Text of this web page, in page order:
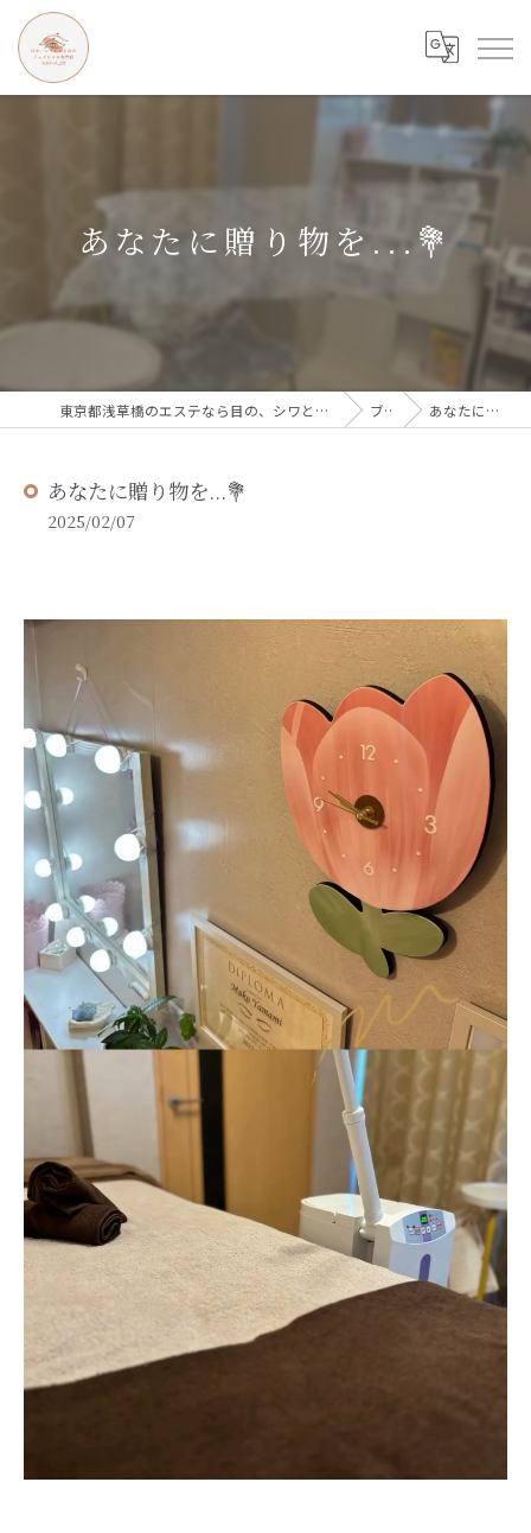
あなたに贈り物を...💐
東京都浅草橋のエステなら目の、シワとたるみのフェイシャル専門店 regalo ブログ あなたに贈り物を...💐
あなたに贈り物を...💐
2025/02/07